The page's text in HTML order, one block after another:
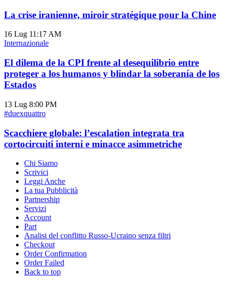
La crise iranienne, miroir stratégique pour la Chine
16 Lug 11:17 AM
Internazionale
El dilema de la CPI frente al desequilibrio entre
proteger a los humanos y blindar la soberanía de los
Estados
13 Lug 8:00 PM
#duexquattro
Scacchiere globale: l’escalation integrata tra
cortocircuiti interni e minacce asimmetriche
Chi Siamo
Scrivici
Leggi Anche
La tua Pubblicità
Partnership
Servizi
Account
Part
Analisi del conflitto Russo-Ucraino senza filtri
Checkout
Order Confirmation
Order Failed
Back to top